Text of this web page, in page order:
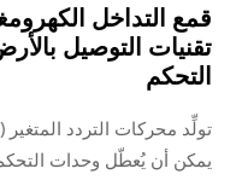
تقنيات التوصيل
التحكم